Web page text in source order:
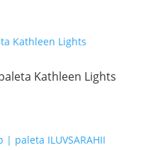
Kathleen Lights